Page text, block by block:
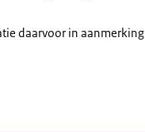
daarvoor in aanmerking